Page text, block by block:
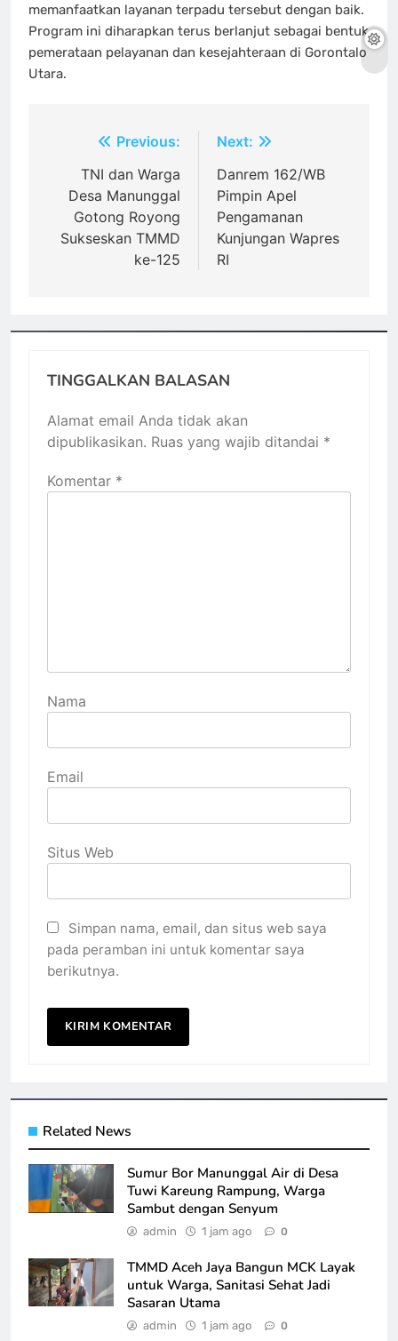
memanfaatkan layanan terpadu tersebut dengan baik.
Program ini diharapkan terus berlanjut sebagai bentuk
pemerataan pelayanan dan kesejahteraan di Gorontalo
Utara.
Navigasi
pos
Previous:
TNI dan Warga
Desa Manunggal
Gotong Royong
Sukseskan TMMD
ke-125
Next:
Danrem 162/WB
Pimpin Apel
Pengamanan
Kunjungan Wapres
RI
TINGGALKAN BALASAN
Alamat email Anda tidak akan
dipublikasikan. Ruas yang wajib ditandai *
Komentar *
Nama
Email
Situs Web
Simpan nama, email, dan situs web saya
pada peramban ini untuk komentar saya
berikutnya.
Related News
Sumur Bor Manunggal Air di Desa
Tuwi Kareung Rampung, Warga
Sambut dengan Senyum
admin 1 jam ago 0
TMMD Aceh Jaya Bangun MCK Layak
untuk Warga, Sanitasi Sehat Jadi
Sasaran Utama
admin 1 jam ago 0